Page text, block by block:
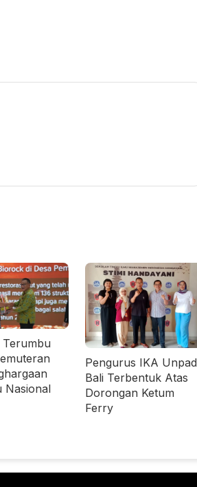
Terumbu
Nasional
Pengurus IKA Unpad
Bali Terbentuk Atas
Dorongan Ketum
Ferry